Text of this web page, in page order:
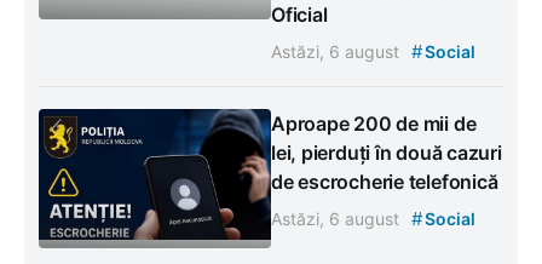
Oficial
Astăzi, 6 august #Social
Aproape 200 de mii de
lei, pierduți în două cazuri
de escrocherie telefonică
Astăzi, 6 august #Social